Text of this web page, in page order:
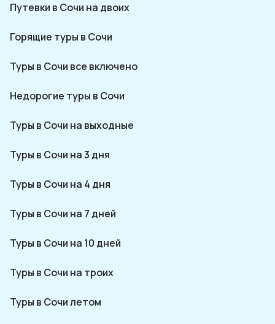
Путевки в Сочи на двоих
Горящие туры в Сочи
Туры в Сочи все включено
Недорогие туры в Сочи
Туры в Сочи на выходные
Туры в Сочи на 3 дня
Туры в Сочи на 4 дня
Туры в Сочи на 7 дней
Туры в Сочи на 10 дней
Туры в Сочи на троих
Туры в Сочи летом